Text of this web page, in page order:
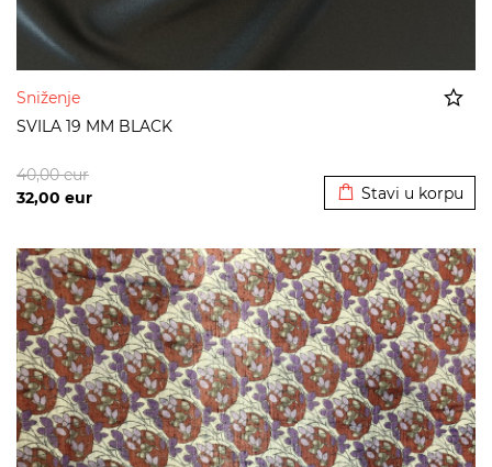
Sniženje
SVILA 19 MM BLACK
32,00 eur
40,00eur
Stavi u korpu